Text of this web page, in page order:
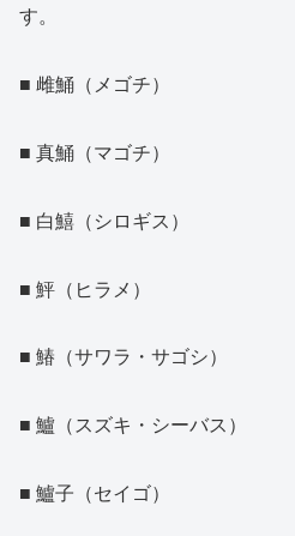
す。
■ 雌鯒（メゴチ）
■ 真鯒（マゴチ）
■ 白鱚（シロギス）
■ 鮃（ヒラメ）
■ 鰆（サワラ・サゴシ）
■ 鱸（スズキ・シーバス）
■ 鱸子（セイゴ）